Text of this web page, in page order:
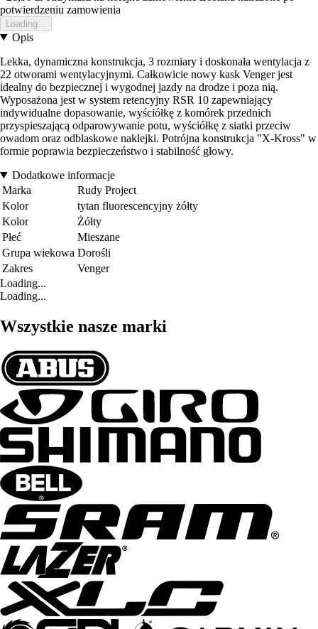
potwierdzeniu zamowienia
Loading...
Opis
Lekka, dynamiczna konstrukcja, 3 rozmiary i doskonała wentylacja z
22 otworami wentylacyjnymi. Całkowicie nowy kask Venger jest
idealny do bezpiecznej i wygodnej jazdy na drodze i poza nią.
Wyposażona jest w system retencyjny RSR 10 zapewniający
indywidualne dopasowanie, wyściółkę z komórek przednich
przyspieszającą odparowywanie potu, wyściółkę z siatki przeciw
owadom oraz odblaskowe naklejki. Potrójna konstrukcja "X-Kross" w
formie poprawia bezpieczeństwo i stabilność głowy.
Dodatkowe informacje
Marka
Rudy Project
Kolor
tytan fluorescencyjny żółty
Kolor
Żółty
Płeć
Mieszane
Grupa wiekowa Dorośli
Zakres
Venger
Loading...
Loading...
Wszystkie nasze marki